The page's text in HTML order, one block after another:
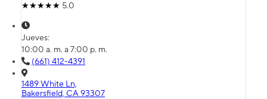
5.0
Jueves:
10:00 a. m. a 7:00 p. m.
(661) 412-4391
1489 White Ln,
Bakersfield, CA 93307